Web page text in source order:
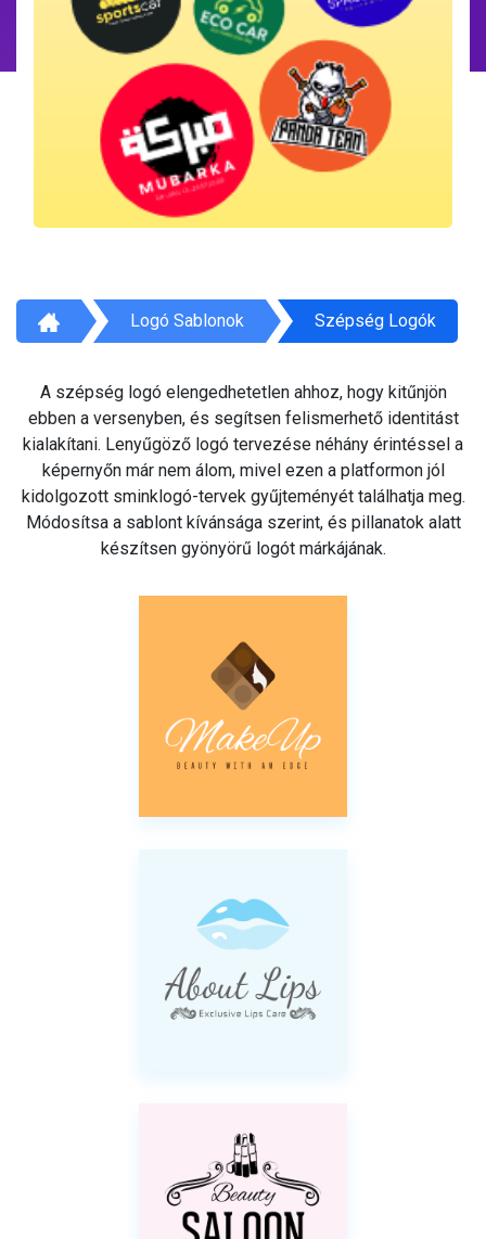
Logó Sablonok Szépség Logók
A szépség logó elengedhetetlen ahhoz, hogy kitűnjön
ebben a versenyben, és segítsen felismerhető identitást
kialakítani. Lenyűgöző logó tervezése néhány érintéssel a
képernyőn már nem álom, mivel ezen a platformon jól
kidolgozott sminklogó-tervek gyűjteményét találhatja meg.
Módosítsa a sablont kívánsága szerint, és pillanatok alatt
készítsen gyönyörű logót márkájának.